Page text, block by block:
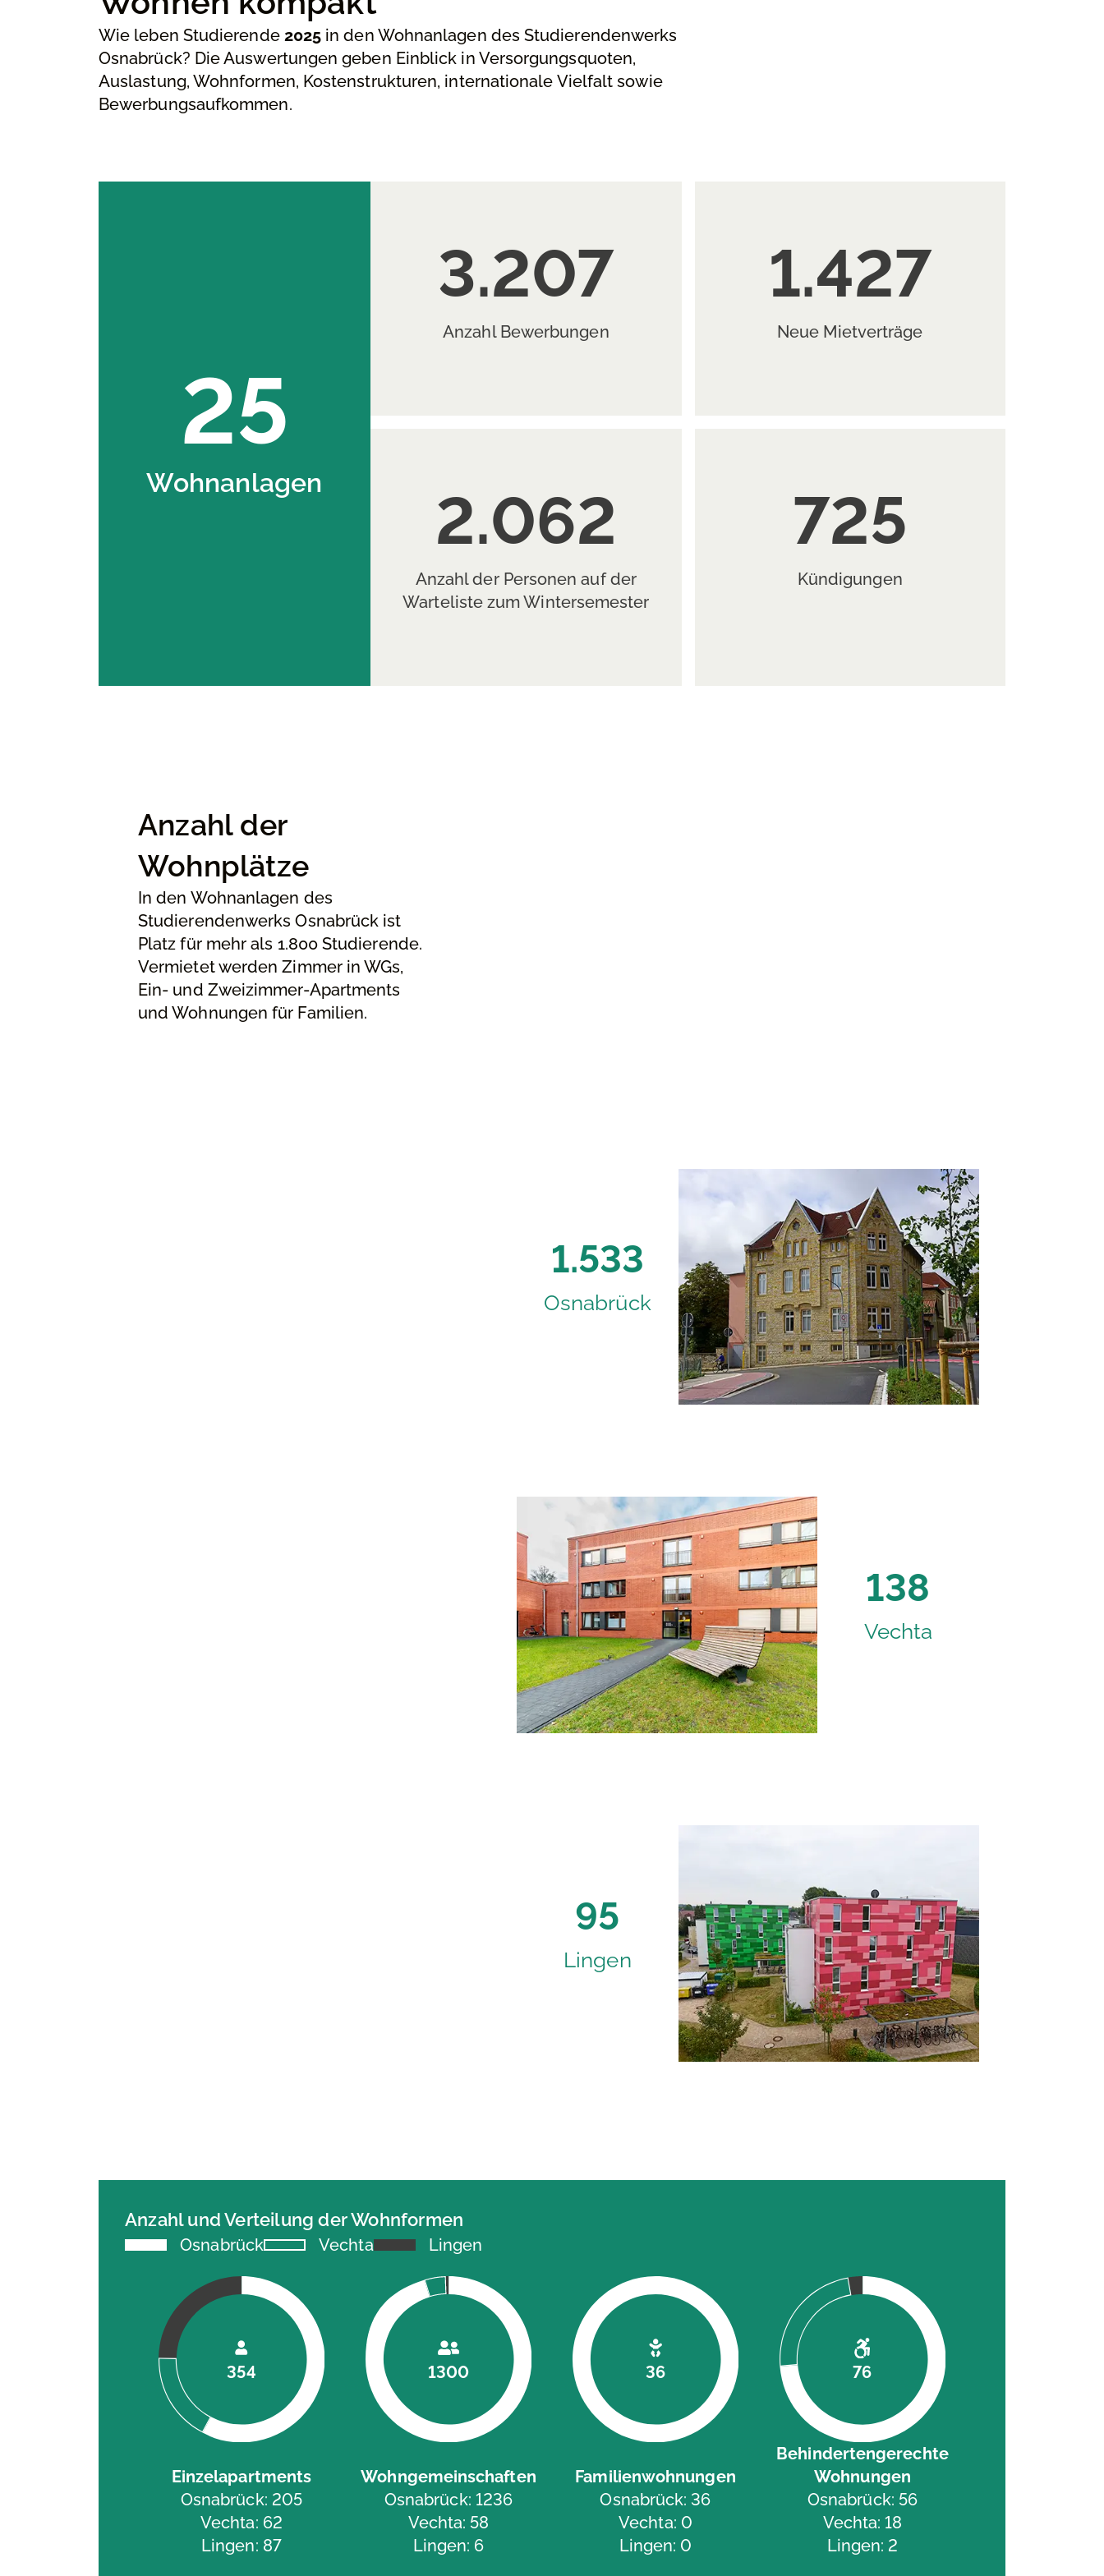
Wie leben Studierende 2025 in den Wohnanlagen des Studierendenwerks
Osnabrück? Die Auswertungen geben Einblick in Versorgungsquoten,
Auslastung, Wohnformen, Kostenstrukturen, internationale Vielfalt sowie
Bewerbungsaufkommen.
25
Wohnanlagen
3.207
Anzahl Bewerbungen
1.427
Neue Mietverträge
2.062
Anzahl der Personen auf der
Warteliste zum Wintersemester
725
Kündigungen
Anzahl der
Wohnplätze
In den Wohnanlagen des
Studierendenwerks Osnabrück ist
Platz für mehr als 1.800 Studierende.
Vermietet werden Zimmer in WGs,
Ein- und Zweizimmer-Apartments
und Wohnungen für Familien.
1.533
Osnabrück
138
Vechta
95
Lingen
Anzahl und Verteilung der Wohnformen
Osnabrück Vechta Lingen
354
Einzelapartments
Osnabrück: 205
Vechta: 62
Lingen: 87
1300
Wohngemeinschaften
Osnabrück: 1236
Vechta: 58
Lingen: 6
36
Familienwohnungen
Osnabrück: 36
Vechta: 0
Lingen: 0
76
Behindertengerechte
Wohnungen
Osnabrück: 56
Vechta: 18
Lingen: 2